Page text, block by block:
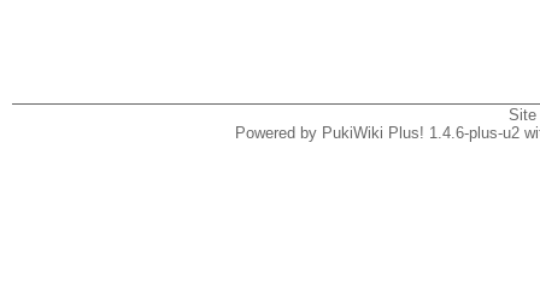
Powered by PukiWiki Plus! 1.4.6-plus-u2